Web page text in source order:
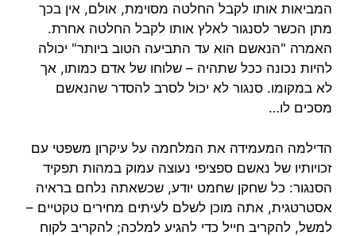
המביאות אותו לקבל החלטה מסוימת, אולם, אין בכך
מתן הכשר לסנגור לאלץ אותו לקבל החלטה אחרת.
האמרה "הנאשם הוא עד התביעה הטוב ביותר" יכולה
להיות נכונה ככל שתהיה – שלוחו של אדם כמותו, אך
לא במקומו. סנגור לא יכול לסרב להסדר שהנאשם
מסכים לו…
הדילמה המעמידה את המלחמה על עיקרון משפטי עם
זכויותיו של נאשם ספציפי נעוצה עמוק במהות תפקיד
הסנגור: כל שחקן שחמט יודע, שכשאתה נלחם בראיה
אסטרטגית, אתה מוכן לשלם לעיתים מחירים טקטיים –
למשל, להקריב חייל כדי להגיע למלכה; להקריב לקוח